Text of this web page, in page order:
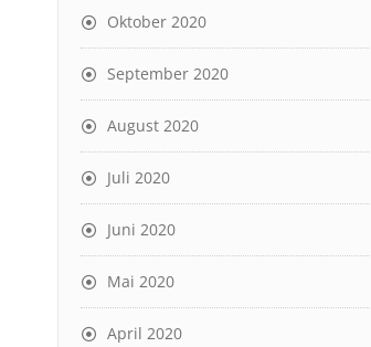
Oktober 2020
September 2020
August 2020
Juli 2020
Juni 2020
Mai 2020
April 2020